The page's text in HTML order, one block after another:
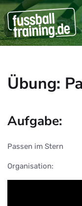
Übung:
Aufgabe:
Passen im Stern
Organisation: